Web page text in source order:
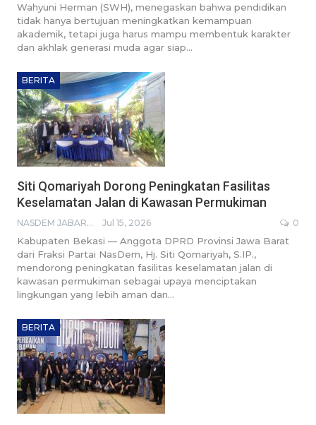
Wahyuni Herman (SWH), menegaskan bahwa pendidikan
tidak hanya bertujuan meningkatkan kemampuan
akademik, tetapi juga harus mampu membentuk karakter
dan akhlak generasi muda agar siap…
BERITA
Siti Qomariyah Dorong Peningkatan Fasilitas
Keselamatan Jalan di Kawasan Permukiman
NASDEM JABAR BROADCASTING NETWORK Jul 15, 2026 0
Kabupaten Bekasi — Anggota DPRD Provinsi Jawa Barat
dari Fraksi Partai NasDem, Hj. Siti Qomariyah, S.IP.,
mendorong peningkatan fasilitas keselamatan jalan di
kawasan permukiman sebagai upaya menciptakan
lingkungan yang lebih aman dan…
BERITA